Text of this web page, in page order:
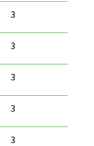
3
3
3
3
3